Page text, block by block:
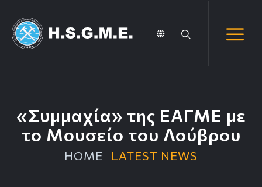
«Συμμαχία» της ΕΑΓΜΕ με
το Μουσείο του Λούβρου
HOME LATEST NEWS